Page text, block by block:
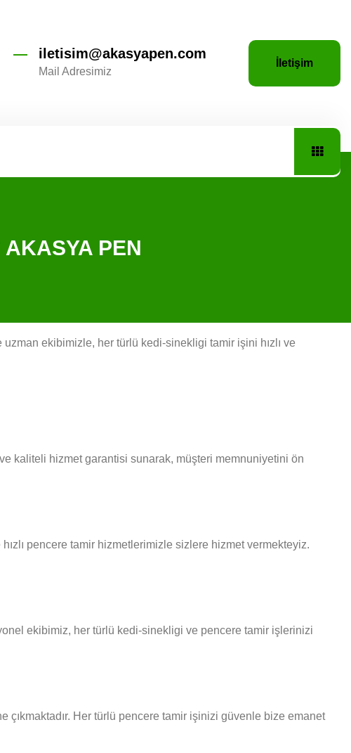
iletisim@akasyapen.com
Mail Adresimiz
İletişim
PEN
ekibimizle, her türlü kedi-sinekligi tamir işini hızlı ve
kaliteli hizmet garantisi sunarak, müşteri memnuniyetini ön
pencere tamir hizmetlerimizle sizlere hizmet vermekteyiz.
ekibimiz, her türlü kedi-sinekligi ve pencere tamir işlerinizi
çıkmaktadır. Her türlü pencere tamir işinizi güvenle bize emanet